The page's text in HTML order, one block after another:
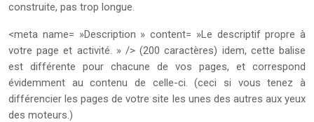
construite, pas trop longue.
<meta name= »Description » content= »Le descriptif propre à
votre page et activité. » /> (200 caractères) idem, cette balise
est différente pour chacune de vos pages, et correspond
évidemment au contenu de celle-ci. (ceci si vous tenez à
différencier les pages de votre site les unes des autres aux yeux
des moteurs.)